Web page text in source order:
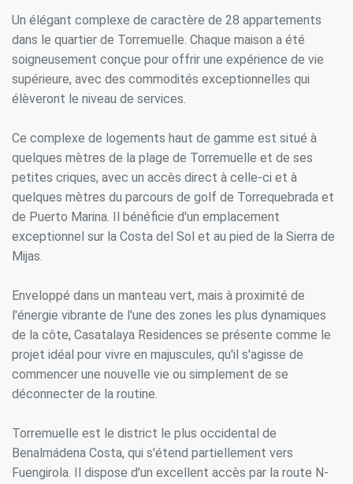
Un élégant complexe de caractère de 28 appartements
dans le quartier de Torremuelle. Chaque maison a été
soigneusement conçue pour offrir une expérience de vie
supérieure, avec des commodités exceptionnelles qui
élèveront le niveau de services.
Ce complexe de logements haut de gamme est situé à
quelques mètres de la plage de Torremuelle et de ses
petites criques, avec un accès direct à celle-ci et à
quelques mètres du parcours de golf de Torrequebrada et
de Puerto Marina. Il bénéficie d'un emplacement
exceptionnel sur la Costa del Sol et au pied de la Sierra de
Mijas.
Enveloppé dans un manteau vert, mais à proximité de
l'énergie vibrante de l'une des zones les plus dynamiques
de la côte, Casatalaya Residences se présente comme le
projet idéal pour vivre en majuscules, qu'il s'agisse de
commencer une nouvelle vie ou simplement de se
déconnecter de la routine.
Torremuelle est le district le plus occidental de
Benalmádena Costa, qui s'étend partiellement vers
Fuengirola. Il dispose d'un excellent accès par la route N-